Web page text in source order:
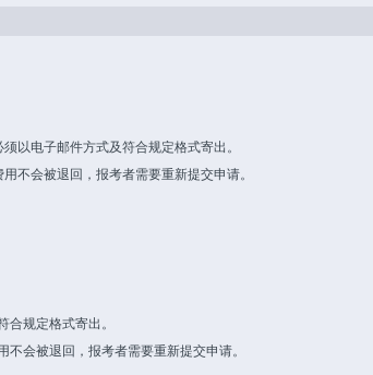
以电子邮件方式及符合规定格式寄出。
不会被退回，报考者需要重新提交申请。
规定格式寄出。
会被退回，报考者需要重新提交申请。